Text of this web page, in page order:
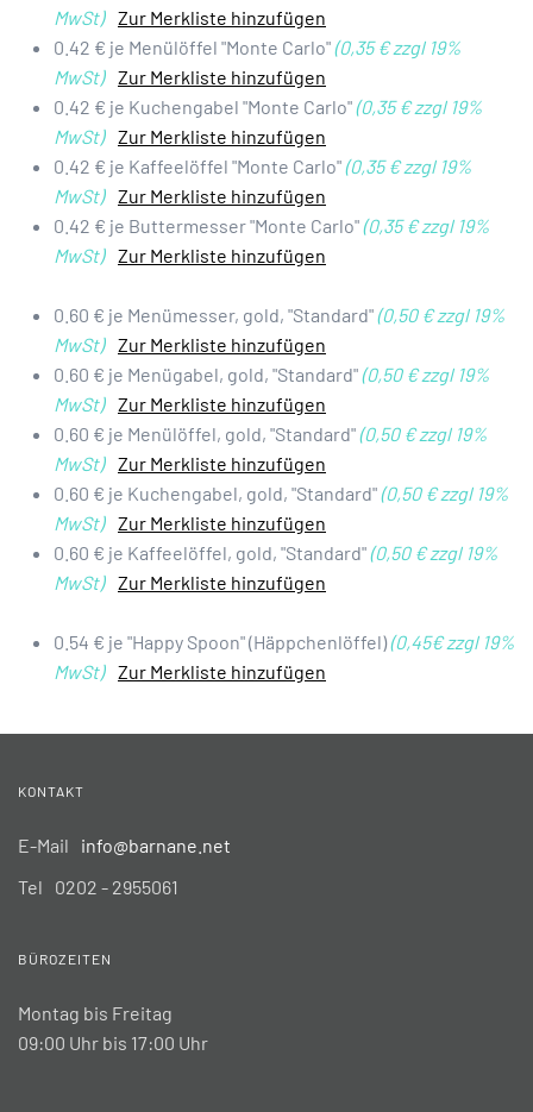
MwSt)
Zur Merkliste hinzufügen
0.42 € je Menülöffel "Monte Carlo"(0,35 € zzgl 19%
MwSt)
Zur Merkliste hinzufügen
0.42 € je Kuchengabel "Monte Carlo"(0,35 € zzgl 19%
MwSt)
Zur Merkliste hinzufügen
0.42 € je Kaffeelöffel "Monte Carlo"(0,35 € zzgl 19%
MwSt)
Zur Merkliste hinzufügen
0.42 € je Buttermesser "Monte Carlo"(0,35 € zzgl 19%
MwSt)
Zur Merkliste hinzufügen
0.60 € je Menümesser, gold, "Standard"(0,50 € zzgl 19%
MwSt)
Zur Merkliste hinzufügen
0.60 € je Menügabel, gold, "Standard"(0,50 € zzgl 19%
MwSt)
Zur Merkliste hinzufügen
0.60 € je Menülöffel, gold, "Standard"(0,50 € zzgl 19%
MwSt)
Zur Merkliste hinzufügen
0.60 € je Kuchengabel, gold, "Standard"(0,50 € zzgl 19%
MwSt)
Zur Merkliste hinzufügen
0.60 € je Kaffeelöffel, gold, "Standard"(0,50 € zzgl 19%
MwSt)
Zur Merkliste hinzufügen
0.54 € je "Happy Spoon" (Häppchenlöffel)(0,45€ zzgl 19%
MwSt)
Zur Merkliste hinzufügen
KONTAKT
E-Mail
info@barnane.net
Tel
0202 - 2955061
BÜROZEITEN
Montag bis Freitag
09:00 Uhr bis 17:00 Uhr